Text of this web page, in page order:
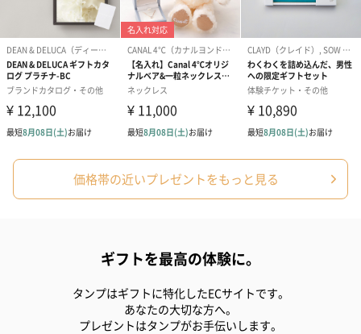
かき氷入浴剤4点セット
（ブルー）（748円）
かき氷入浴剤4点セット
（イエロー）（748円）
バスフラワー
円）
ハンドタオル・ハンカチ
の＋αにおすすめです。
花束ハンドタオル（ピ
花束ハンドタオル（ブ
価格帯の近いプレゼントをもっと見る
ギフトを最高の体験に。
タンプはギフトに特化したECサイトです。
あなたの大切な方へ。
プレゼントはタンプがお手伝いします。